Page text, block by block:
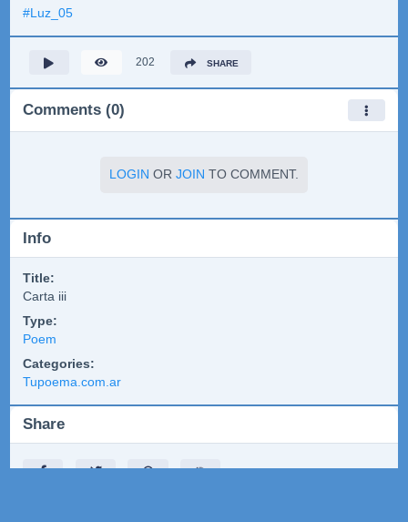
#Luz_05
202 SHARE
Comments (0)
LOGIN OR JOIN TO COMMENT.
Info
Title:
Carta iii
Type:
Poem
Categories:
Tupoema.com.ar
Share
🎯